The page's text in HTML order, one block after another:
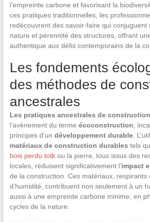
l’empreinte carbone et favorisant la
ces pratiques traditionnelles, les
redécouvrent des savoir-faire qui conjuguent
nature et pérennité des structures, offrant
authentique aux défis contemporains de la
Les fondements
des méthodes de
ancestrales
Les pratiques ancestrales de construction
l’avènement du terme écoconstruction ,
principes d’un développement durable.
matériaux de construction durables tels
bois perdu totkou la pierre, tous issus des
locales, réduisent significativement l’impact
de la construction. Ces matériaux, respirants
d’humidité, contribuent non seulement à un
aussi à une empreinte carbone minime, en
cycles de la nature.